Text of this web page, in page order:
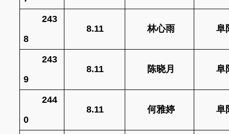
243
8
8.11 林心雨 阜
243
9
8.11 陈晓月 阜
244
0
8.11 何雅婷 阜